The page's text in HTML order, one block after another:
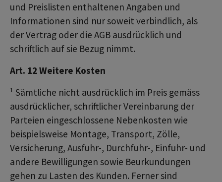
und Preislisten enthaltenen Angaben und
Informationen sind nur soweit verbindlich, als
der Vertrag oder die AGB ausdrücklich und
schriftlich auf sie Bezug nimmt.
Art. 12 Weitere Kosten
1 Sämtliche nicht ausdrücklich im Preis gemäss
ausdrücklicher, schriftlicher Vereinbarung der
Parteien eingeschlossene Nebenkosten wie
beispielsweise Montage, Transport, Zölle,
Versicherung, Ausfuhr-, Durchfuhr-, Einfuhr- und
andere Bewilligungen sowie Beurkundungen
gehen zu Lasten des Kunden. Ferner sind